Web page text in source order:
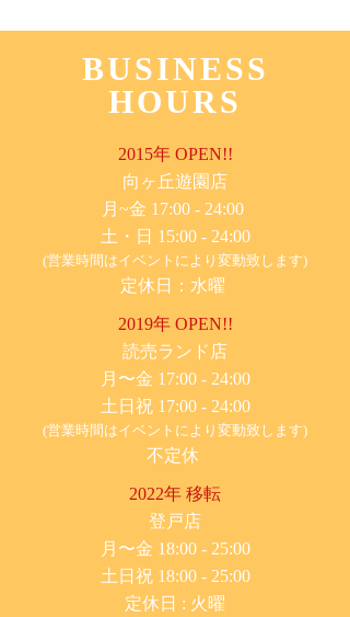
BUSINESS
HOURS
2015年 OPEN!!
​向ヶ丘遊園店
月~金 17:00 - 24:00
土・日 15:00 - 24:00
(営業時間はイベントにより変動致します)
定休日：水曜
2019年 OPEN!!
​読売ランド店
月〜金 17:00 - 24:00
土日祝 17:00 - 24:00
(営業時間はイベントにより変動致します)
不定休
2022年 移転
​登戸店
月〜金 18:00 - 25:00
土日祝 18:00 - 25:00
​定休日 : 火曜